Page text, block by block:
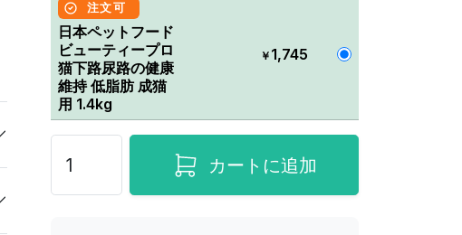
注文可
日本ペットフード
ビューティープロ
猫下路尿路の健康
維持 低脂肪 成猫
用 1.4kg
￥ 1,745
カートに追加